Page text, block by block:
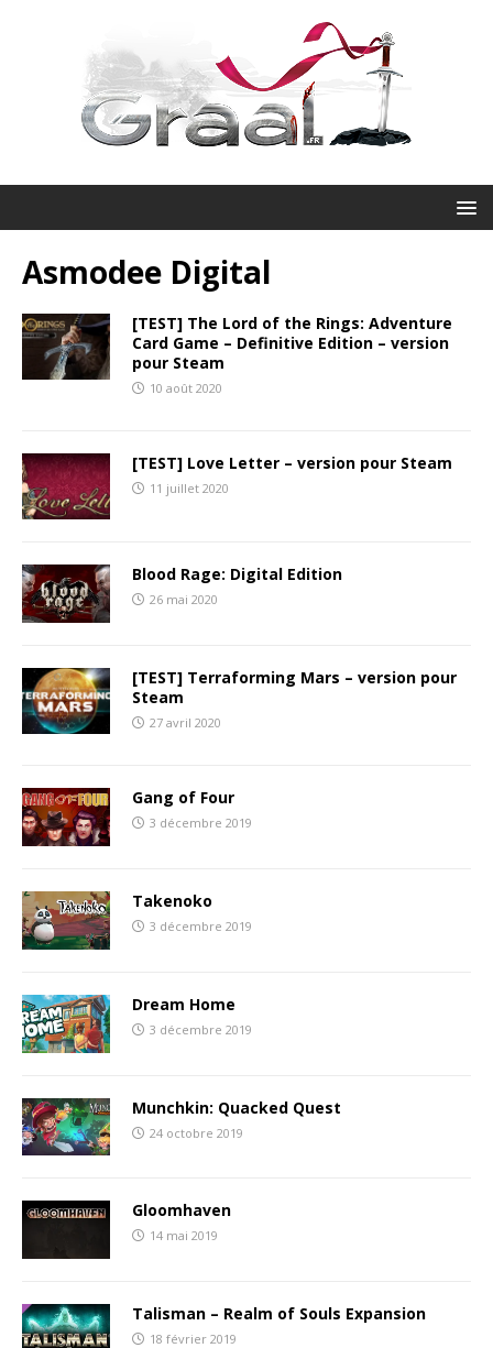
Asmodee Digital
[TEST] The Lord of the Rings: Adventure
Card Game – Definitive Edition – version
pour Steam
10 août 2020
[TEST] Love Letter – version pour Steam
11 juillet 2020
Blood Rage: Digital Edition
26 mai 2020
[TEST] Terraforming Mars – version pour
Steam
27 avril 2020
Gang of Four
3 décembre 2019
Takenoko
3 décembre 2019
Dream Home
3 décembre 2019
Munchkin: Quacked Quest
24 octobre 2019
Gloomhaven
14 mai 2019
Talisman – Realm of Souls Expansion
18 février 2019